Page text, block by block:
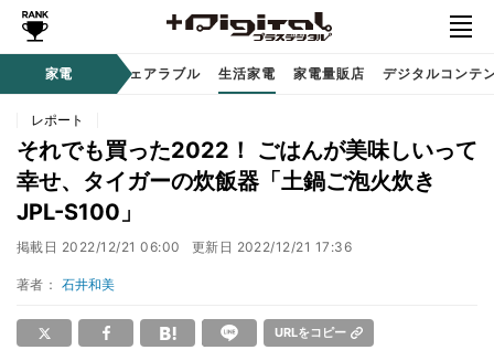
家電
ディオ 時計 / ウェアラブル 生活家電 家電量販店 デジタルコンテ
レポート
それでも買った2022！ ごはんが美味しいって
幸せ、タイガーの炊飯器「土鍋ご泡火炊き
JPL-S100」
掲載日 2022/12/21 06:00 更新日 2022/12/21 17:36
著者： 石井和美
URLをコピー